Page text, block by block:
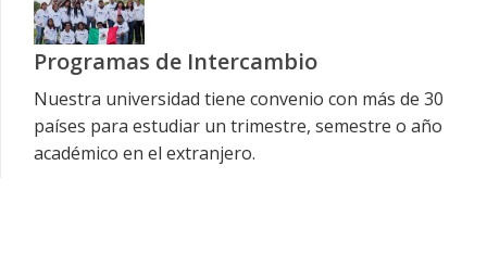
Programas de Intercambio
Nuestra universidad tiene convenio con más de 30
países para estudiar un trimestre, semestre o año
académico en el extranjero.